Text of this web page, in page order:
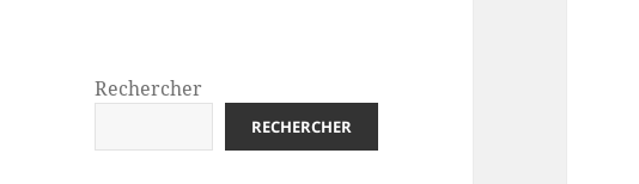
Rechercher
RECHERCHER